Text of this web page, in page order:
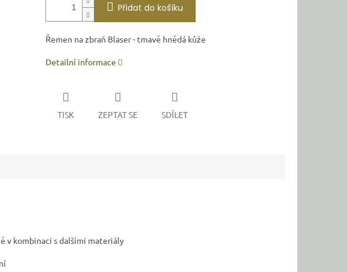
Přidat do košíku
Řemen na zbraň Blaser - tmavě hnědá kůže
Detailní informace
TISK ZEPTAT SE SDÍLET
v kombinaci s dalšími materiály